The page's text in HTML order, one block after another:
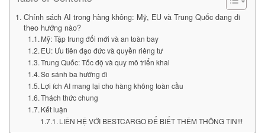
Chính sách AI trong hàng không: Mỹ, EU và Trung Quốc đang đi
theo hướng nào?
Mỹ: Tập trung đổi mới và an toàn bay
EU: Ưu tiên đạo đức và quyền riêng tư
Trung Quốc: Tốc độ và quy mô triển khai
So sánh ba hướng đi
Lợi ích AI mang lại cho hàng không toàn cầu
Thách thức chung
Kết luận
LIÊN HỆ VỚI BESTCARGO ĐỂ BIẾT THÊM THÔNG TIN!!!